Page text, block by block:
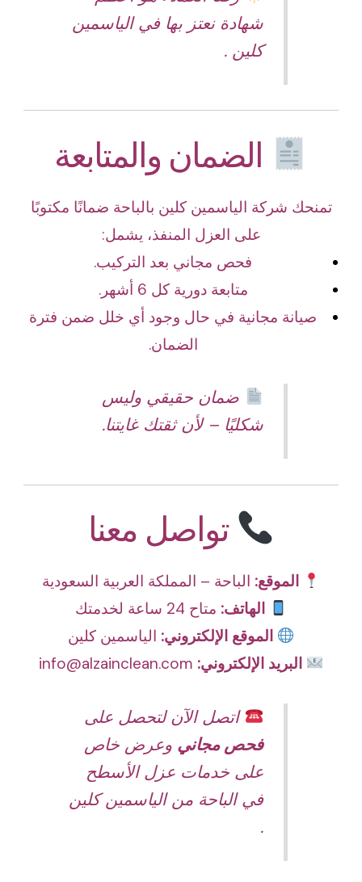
شهادة نعتز بها في الياسمين
كلين .
الضمان والمتابعة
تمنحك شركة الياسمين كلين بالباحة ضمانًا مكتوبًا
على العزل المنفذ، يشمل:
فحص مجاني بعد التركيب.
متابعة دورية كل 6 أشهر.
صيانة مجانية في حال وجود أي خلل ضمن فترة
الضمان.
ضمان حقيقي وليس
شكليًا – لأن ثقتك غايتنا.
تواصل معنا
الموقع: الباحة – المملكة العربية السعودية
الهاتف: متاح 24 ساعة لخدمتك
الموقع الإلكتروني: الياسمين كلين
البريد الإلكتروني: info@alzainclean.com
اتصل الآن لتحصل على
فحص مجاني وعرض خاص
على خدمات عزل الأسطح
في الباحة من الياسمين كلين
.